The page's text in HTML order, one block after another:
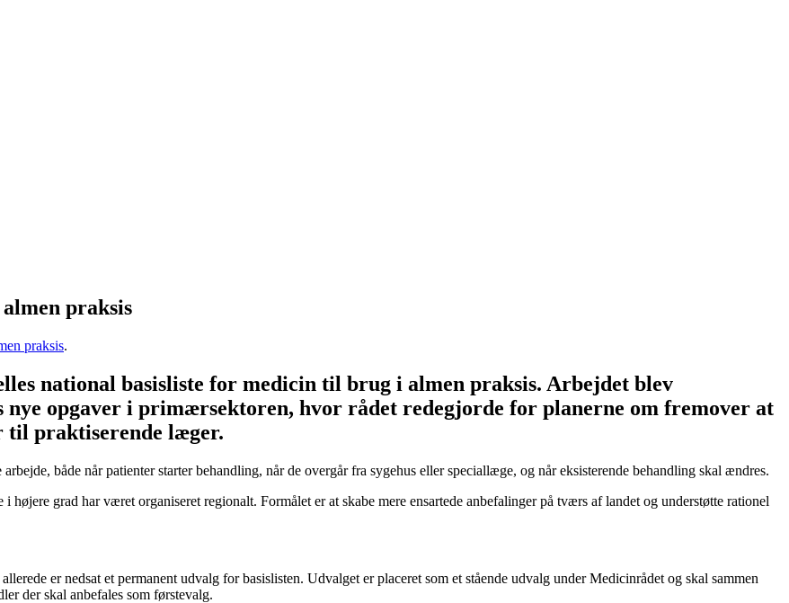
praksis
praksis.
national basisliste for medicin til brug i almen praksis. Arbejdet blev
opgaver i primærsektoren, hvor rådet redegjorde for planerne om fremover at
til praktiserende læger.
både når patienter starter behandling, når de overgår fra sygehus eller speciallæge, og når eksisterende behandling skal ændres.
grad har været organiseret regionalt. Formålet er at skabe mere ensartede anbefalinger på tværs af landet og understøtte rationel
er nedsat et permanent udvalg for basislisten. Udvalget er placeret som et stående udvalg under Medicinrådet og skal sammen
der skal anbefales som førstevalg.